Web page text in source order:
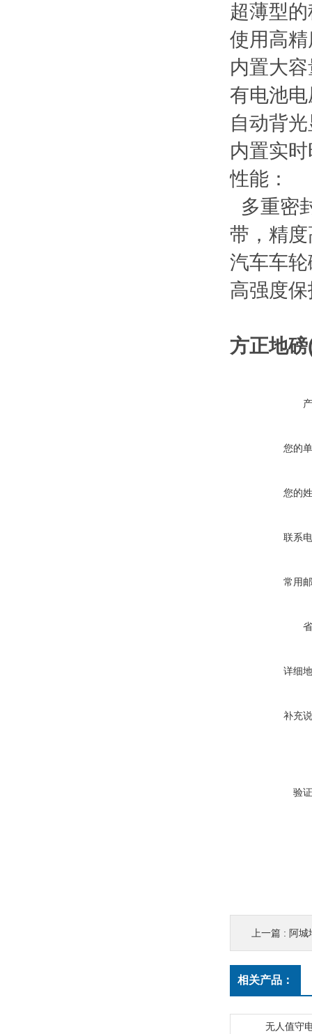
超薄型
使用高
内置大
有电池
自动背
内置实
性能：
多重密
带，精
汽车车
高强度
方正地
您的
您的
联系
常用
详细
补充
验
上一篇 : 阿城
相关产品：
无人值守